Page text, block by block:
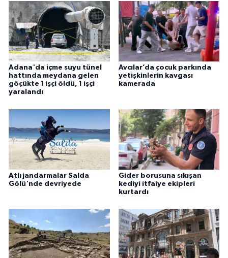
Adana'da içme suyu tünel
hattında meydana gelen
göçükte 1 işçi öldü, 1 işçi
yaralandı
Avcılar’da çocuk parkında
yetişkinlerin kavgası
kamerada
Atlı jandarmalar Salda
Gölü'nde devriyede
Gider borusuna sıkışan
kediyi itfaiye ekipleri
kurtardı